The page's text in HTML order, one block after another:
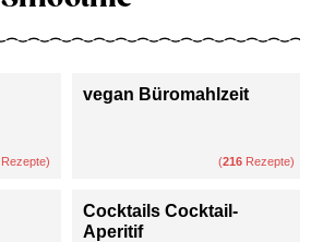
Rezepte)
vegan Büromahlzeit
(216 Rezepte)
Cocktails Cocktail-
Aperitif